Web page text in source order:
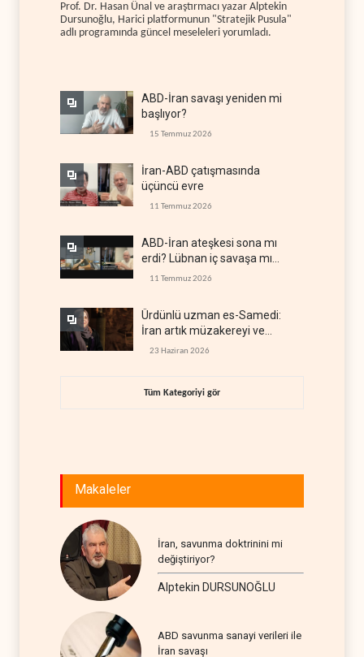
Prof. Dr. Hasan Ünal ve araştırmacı yazar Alptekin
Dursunoğlu, Harici platformunun "Stratejik Pusula"
adlı programında güncel meseleleri yorumladı.
ABD-İran savaşı yeniden mi
başlıyor?
15 Temmuz 2026
İran-ABD çatışmasında
üçüncü evre
11 Temmuz 2026
ABD-İran ateşkesi sona mı
erdi? Lübnan iç savaşa mı
gidiyor?
11 Temmuz 2026
Ürdünlü uzman es-Samedi:
İran artık müzakereyi ve
çatışmayı aynı anda yürütüyor
23 Haziran 2026
Tüm Kategoriyi gör
Makaleler
İran, savunma doktrinini mi
değiştiriyor?
Alptekin DURSUNOĞLU
ABD savunma sanayi verileri ile
İran savaşı